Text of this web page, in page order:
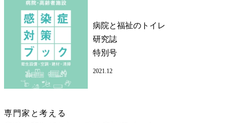
病院と福祉のトイレ
研究誌
特別号
2021.12
専門家と考える